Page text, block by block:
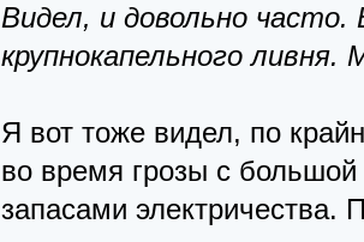
Видел, и довольно часто.
крупнокапельного
Я вот тоже видел, по
во время грозы с
запасами электричества.